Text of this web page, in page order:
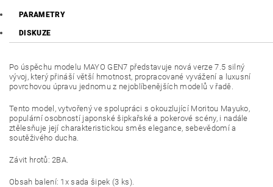
PARAMETRY
DISKUZE
Po úspěchu modelu MAYO GEN7 představuje nová verze 7.5 silný
vývoj, který přináší větší hmotnost, propracované vyvážení a luxusní
povrchovou úpravu jednomu z nejoblíbenějších modelů v řadě.
Tento model, vytvořený ve spolupráci s okouzlující Moritou Mayuko,
populární osobností japonské šipkařské a pokerové scény, i nadále
ztělesňuje její charakteristickou směs elegance, sebevědomí a
soutěživého ducha.
Závit hrotů: 2BA.
Obsah balení: 1x sada šipek (3 ks).